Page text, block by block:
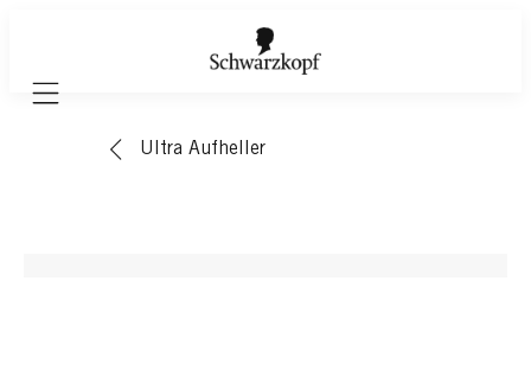
Mobile navigation
Ultra Aufheller